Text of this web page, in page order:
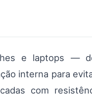
e laptops —
interna para
com